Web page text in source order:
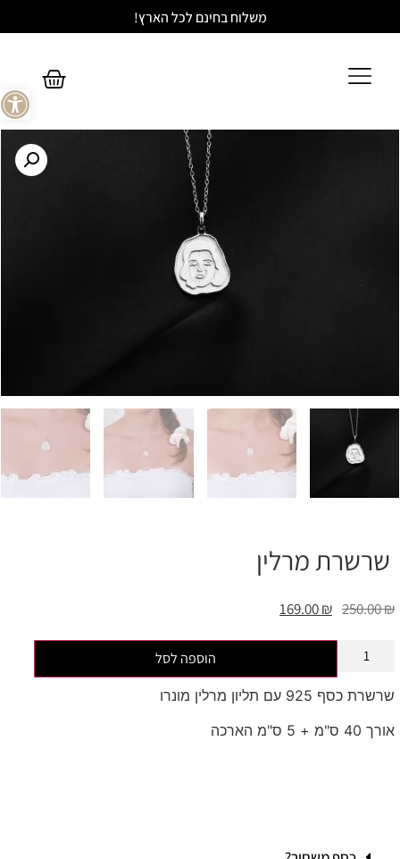
פתח
משלוח בחינם לכל הארץ!
שרשרת מרלין
250.00₪
169.00₪
הוספה לסל
שרשרת כסף 925 עם תליון מרלין מונרו
אורך 40 ס"מ + 5 ס"מ הארכה